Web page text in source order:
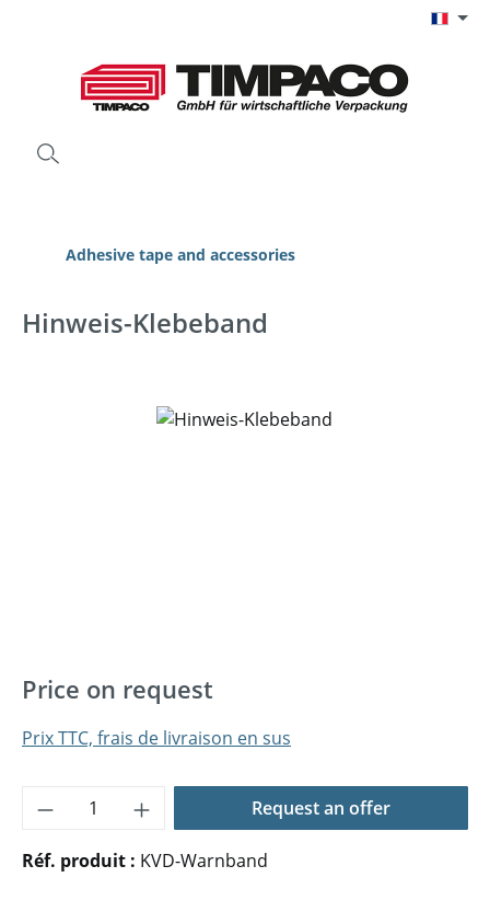
Adhesive tape and accessories
Hinweis-Klebeband
Ignorer la galerie d'images
Price on request
Prix TTC, frais de livraison en sus
Quantité de produit : Entrez la
Request an offer
Réf. produit : KVD-Warnband